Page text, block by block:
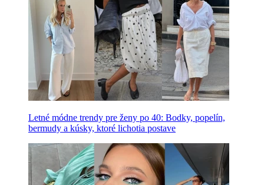
Letné módne trendy pre ženy po 40: Bodky, popelín,
bermudy a kúsky, ktoré lichotia postave